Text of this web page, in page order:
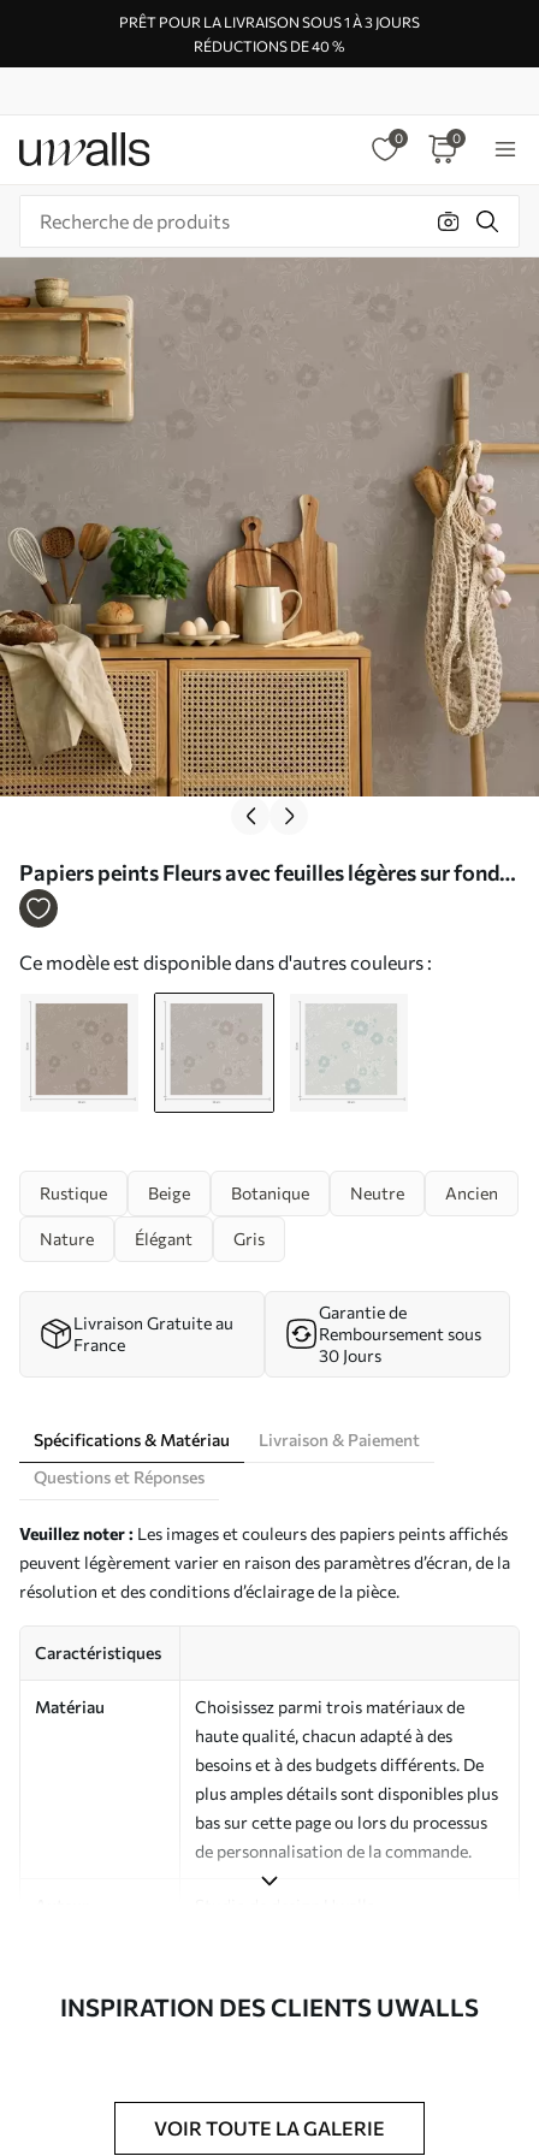
PRÊT POUR LA LIVRAISON SOUS 1 À 3 JOURS
RÉDUCTIONS DE 40 %
0 0
Papiers peints Fleurs avec feuilles légères sur fond
gris Nr. a00006v1
Ce modèle est disponible dans d'autres couleurs :
Rustique Beige Botanique Neutre Ancien
Nature Élégant Gris
Livraison Gratuite au
France
Garantie de
Remboursement sous
30 Jours
Spécifications & Matériau
Livraison & Paiement
Questions et Réponses
Veuillez noter : Les images et couleurs des papiers peints affichés
peuvent légèrement varier en raison des paramètres d’écran, de la
résolution et des conditions d’éclairage de la pièce.
Caractéristiques
Matériau
Choisissez parmi trois matériaux de
haute qualité, chacun adapté à des
besoins et à des budgets différents. De
plus amples détails sont disponibles plus
bas sur cette page ou lors du processus
de personnalisation de la commande.
Finition Semi-mate
Vernis protecteur et/ou colle pour
INSPIRATION DES CLIENTS UWALLS
VOIR TOUTE LA GALERIE